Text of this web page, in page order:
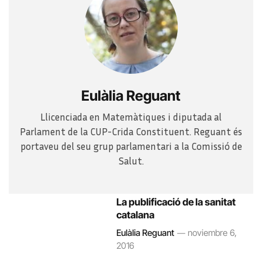
Eulàlia Reguant
Llicenciada en Matemàtiques i diputada al
Parlament de la CUP-Crida Constituent. Reguant és
portaveu del seu grup parlamentari a la Comissió de
Salut.
La publificació de la sanitat
catalana
Eulàlia Reguant
noviembre 6,
2016